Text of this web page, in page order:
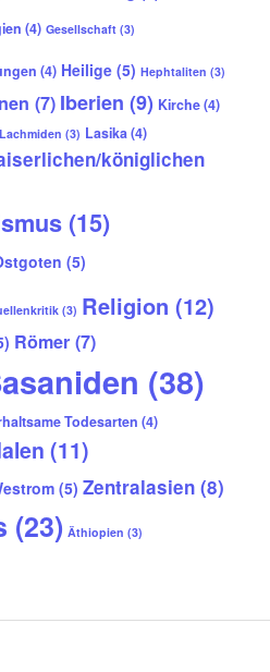
(4) Gesellschaft (3)
(4) Heilige (5) Hephtaliten (3)
(7) Iberien (9) Kirche(4)
Lachmiden (3) Lasika(4)
königlichen
(15)
(5)
(3) Religion (12)
Römer (7)
(38)
Todesarten (4)
(11)
(5) Zentralasien (8)
(23) Äthiopien (3)